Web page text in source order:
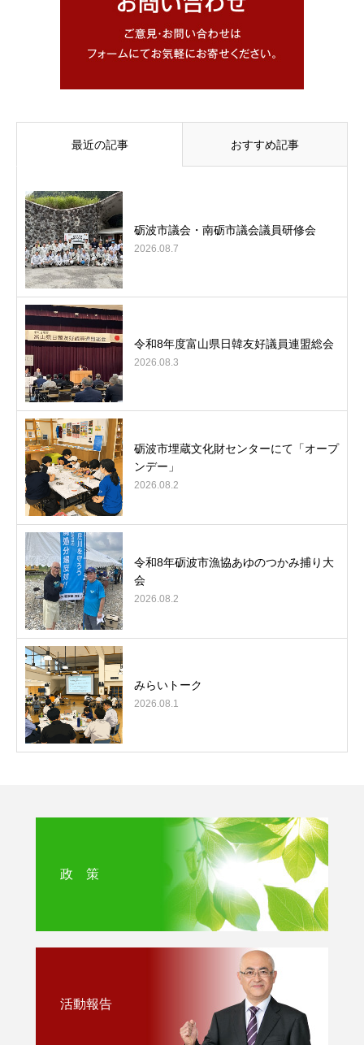
最近の記事 おすすめ記事
砺波市議会・南砺市議会議員研修会
2026.08.7
令和8年度富山県日韓友好議員連盟総会
2026.08.3
砺波市埋蔵文化財センターにて「オープ
ンデー」
2026.08.2
令和8年砺波市漁協あゆのつかみ捕り大
会
2026.08.2
みらいトーク
2026.08.1
政 策
活動報告